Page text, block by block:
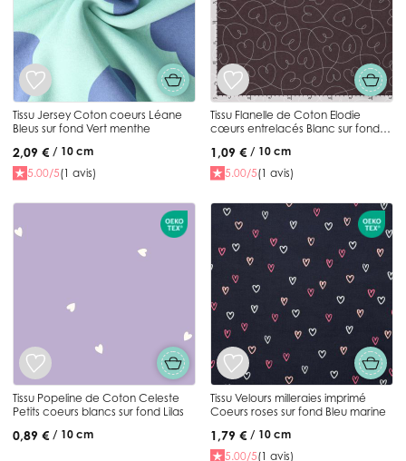
Tissu Jersey Coton coeurs Léane
Bleus sur fond Vert menthe
2,09 € / 10 cm
5.00/5(1 avis)
Tissu Flanelle de Coton Elodie
cœurs entrelacés Blanc sur fond
1,09 € / 10 cm
5.00/5(1 avis)
Tissu Popeline de Coton Celeste
Petits coeurs blancs sur fond Lilas
0,89 € / 10 cm
Tissu Velours milleraies imprimé
Coeurs roses sur fond Bleu marine
1,79 € / 10 cm
5.00/5(1 avis)